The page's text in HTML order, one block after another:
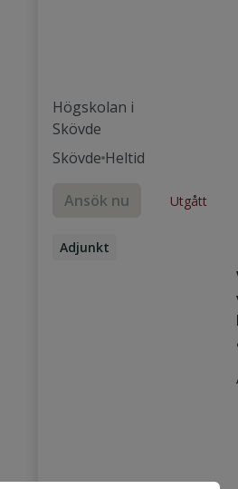
Högskolan i
Skövde
Skövde Heltid
Ansök nu Utgått
Adjunkt